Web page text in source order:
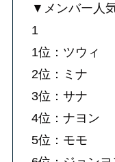
▼メンバー人
1
1位：ツウィ
2位：ミナ
3位：サナ
4位：ナヨン
5位：モモ